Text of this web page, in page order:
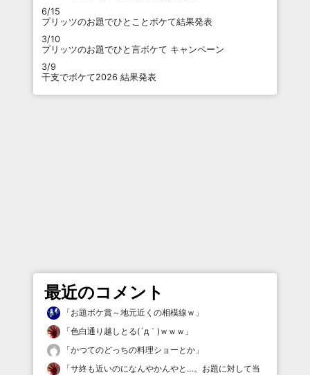
6/15
プリッツのお題でひとことボケて結果発表
3/10
プリッツのお題でひと言ボケて キャンペーン
3/9
干支でボケて2026 結果発表
最近のコメント
「お題ボケ賞～地元近くの相模線ｗ 」
「色白通り越しとる(´д｀)ｗｗｗ 」
「かつてのどっちの料理ショーとか 」
「サ終も近いのになんやかんやと…。お題に対して当